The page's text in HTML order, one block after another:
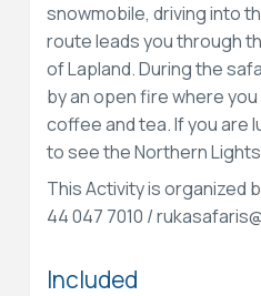
snowmobile, driving into
route leads you through
of Lapland. During the
by an open fire where
coffee and tea. If you are
to see the Northern
This Activity is organized
44 047 7010 /
Included